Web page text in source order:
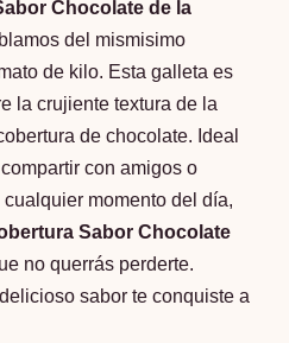
Chocolate de la
del mismisimo
de kilo. Esta galleta es
la crujiente textura de la
de chocolate. Ideal
con amigos o
momento del día,
Sabor Chocolate
no querrás perderte.
sabor te conquiste a